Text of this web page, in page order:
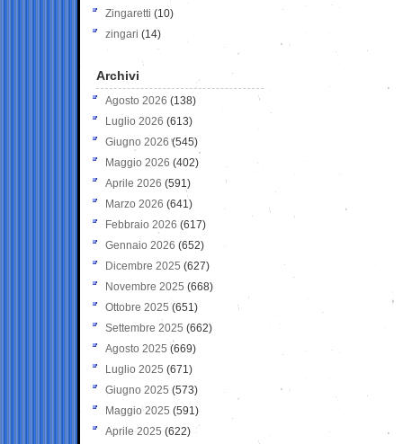
Zingaretti (10)
zingari (14)
Archivi
Agosto 2026 (138)
Luglio 2026 (613)
Giugno 2026 (545)
Maggio 2026 (402)
Aprile 2026 (591)
Marzo 2026 (641)
Febbraio 2026 (617)
Gennaio 2026 (652)
Dicembre 2025 (627)
Novembre 2025 (668)
Ottobre 2025 (651)
Settembre 2025 (662)
Agosto 2025 (669)
Luglio 2025 (671)
Giugno 2025 (573)
Maggio 2025 (591)
Aprile 2025 (622)